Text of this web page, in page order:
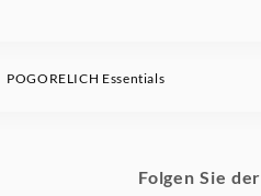
POGORELICH Essentials
Folgen Sie